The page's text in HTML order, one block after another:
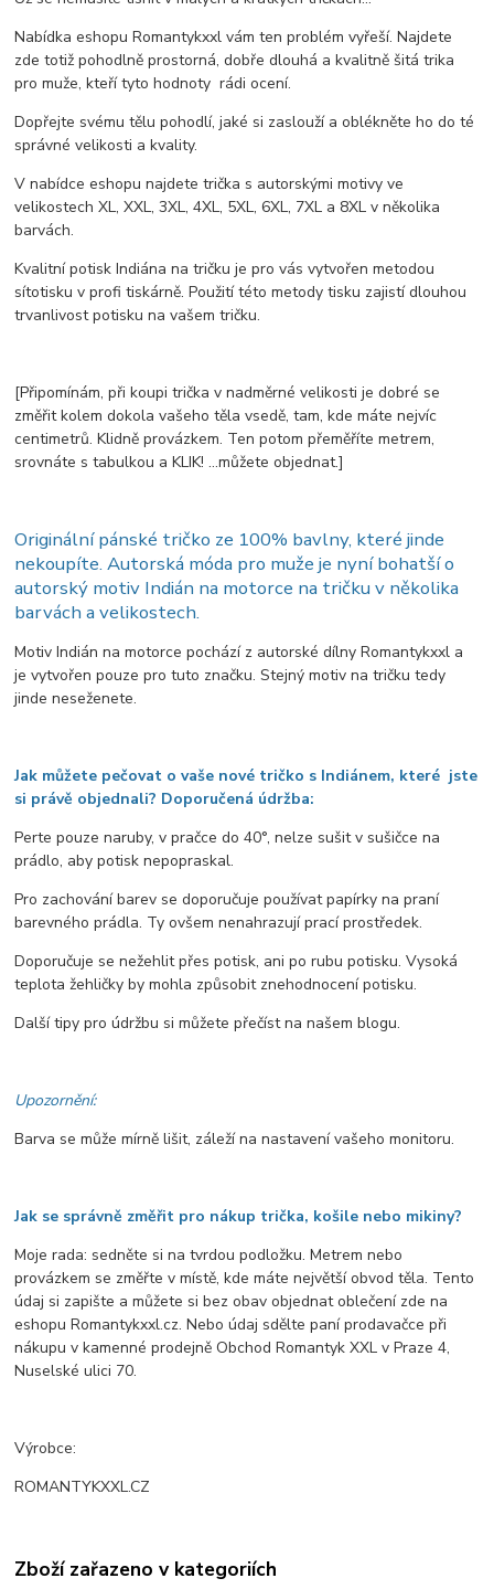
Nabídka eshopu Romantykxxl vám ten problém vyřeší. Najdete
zde totiž pohodlně prostorná, dobře dlouhá a kvalitně šitá trika
pro muže, kteří tyto hodnoty rádi ocení.
Dopřejte svému tělu pohodlí, jaké si zaslouží a oblékněte ho do té
správné velikosti a kvality.
V nabídce eshopu najdete trička s autorskými motivy ve
velikostech XL, XXL, 3XL, 4XL, 5XL, 6XL, 7XL a 8XL v několika
barvách.
Kvalitní potisk Indiána na tričku je pro vás vytvořen metodou
sítotisku v profi tiskárně. Použití této metody tisku zajistí dlouhou
trvanlivost potisku na vašem tričku.
[Připomínám, při koupi trička v nadměrné velikosti je dobré se
změřit kolem dokola vašeho těla vsedě, tam, kde máte nejvíc
centimetrů. Klidně provázkem. Ten potom přeměříte metrem,
srovnáte s tabulkou a KLIK! ...můžete objednat.]
Originální pánské tričko ze 100% bavlny, které jinde
nekoupíte. Autorská móda pro muže je nyní bohatší o
autorský motiv Indián na motorce na tričku v několika
barvách a velikostech.
Motiv Indián na motorce pochází z autorské dílny Romantykxxl a
je vytvořen pouze pro tuto značku. Stejný motiv na tričku tedy
jinde neseženete.
Jak můžete pečovat o vaše nové tričko s Indiánem, které jste
si právě objednali? Doporučená údržba:
Perte pouze naruby, v pračce do 40°, nelze sušit v sušičce na
prádlo, aby potisk nepopraskal.
Pro zachování barev se doporučuje používat papírky na praní
barevného prádla. Ty ovšem nenahrazují prací prostředek.
Doporučuje se nežehlit přes potisk, ani po rubu potisku. Vysoká
teplota žehličky by mohla způsobit znehodnocení potisku.
Další tipy pro údržbu si můžete přečíst na našem blogu.
Upozornění:
Barva se může mírně lišit, záleží na nastavení vašeho monitoru.
Jak se správně změřit pro nákup trička, košile nebo mikiny?
Moje rada: sedněte si na tvrdou podložku. Metrem nebo
provázkem se změřte v místě, kde máte největší obvod těla. Tento
údaj si zapište a můžete si bez obav objednat oblečení zde na
eshopu Romantykxxl.cz. Nebo údaj sdělte paní prodavačce při
nákupu v kamenné prodejně Obchod Romantyk XXL v Praze 4,
Nuselské ulici 70.
Výrobce:
ROMANTYKXXL.CZ
Zboží zařazeno v kategoriích